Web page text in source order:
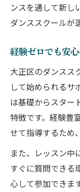
ンスを通して新し
ダンススクールが
経験ゼロでも安
大正区のダンスス
して始められるサ
は基礎からスター
特徴です。経験豊
せて指導するため
また、レッスン中
すぐに質問できる
心して参加できま